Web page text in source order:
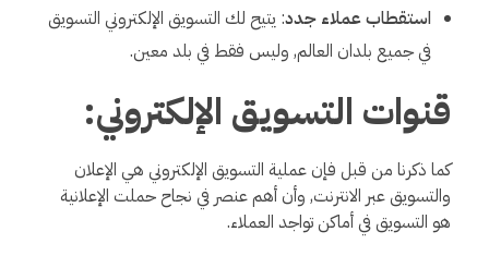
استقطاب عملاء جدد: يتيح لك التسويق الإلكتروني التسويق
في جميع بلدان العالم, وليس فقط في بلد معين.
قنوات التسويق الإلكتروني:
كما ذكرنا من قبل فإن عملية التسويق الإلكتروني هي الإعلان
والتسويق عبر الانترنت, وأن أهم عنصر في نجاح حملت الإعلانية
هو التسويق في أماكن تواجد العملاء.